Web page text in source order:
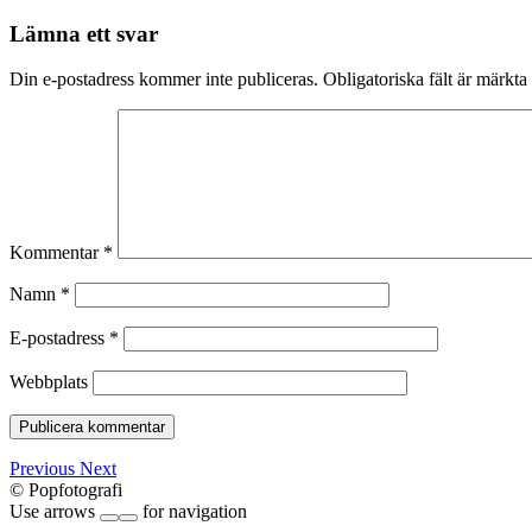
Lämna ett svar
Din e-postadress kommer inte publiceras. Obligatoriska fält är märkta
Kommentar *
Namn *
E-postadress *
Webbplats
Previous Next
© Popfotografi
Use arrows
for navigation